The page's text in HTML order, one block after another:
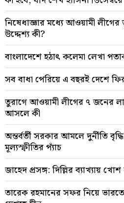
নিষেধাজ্ঞার মধ্যে আওয়ামী
উদ্দেশ্য কী?
বাংলাদেশে হঠাৎ কলেমা লেখা
সব বাধা পেরিয়ে এ বছরই দেশে
তুরাগে আওয়ামী লীগের ৭ জনের
আসলে কী
অন্তর্বর্তী সরকার আমলে দুর্নীতি
মূল্যস্ফীতির প্যাঁচ
জাহেদ প্রসঙ্গ: দিল্লির ব্যাখ্যায়
তারেক রহমানের সফর নিয়ে ভারতে